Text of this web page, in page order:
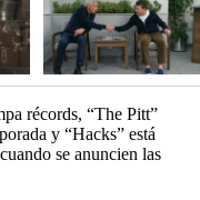
récords, “The Pitt”
y “Hacks” está
se anuncien las